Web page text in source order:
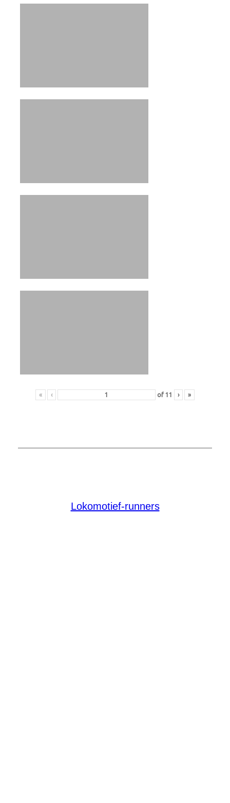
« ‹ of 11 › »
Lokomotief-runners